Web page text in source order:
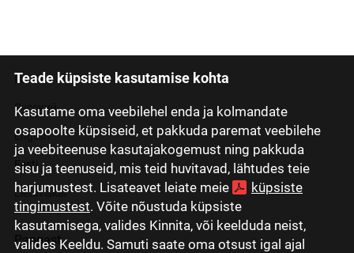
Teade küpsiste kasutamise kohta
Kasutame oma veebilehel enda ja kolmandate
osapoolte küpsiseid, et pakkuda paremat veebilehe
ja veebiteenuse kasutajakogemust ning pakkuda
sisu ja teenuseid, mis teid huvitavad, lähtudes teie
harjumustest. Lisateavet leiate meie
küpsiste
tingimustest. Võite nõustuda küpsiste
kasutamisega, valides Kinnita, või keelduda neist,
valides Keeldu. Samuti saate oma otsust igal ajal
Latviski
Русский
English
Eesti
Lietuviškai
Pangast